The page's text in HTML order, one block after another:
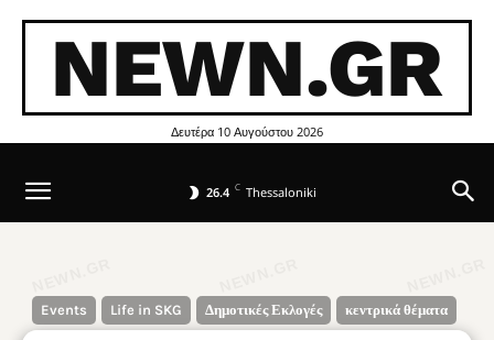
NEWN.GR
Δευτέρα 10 Αυγούστου 2026
26.4 C Thessaloniki
Events Life in SKG Δημοτικές Εκλογές κεντρικά θέματα